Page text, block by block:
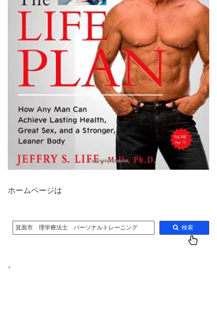
ホームページは
箕面市 理学療法士 パーソナルトレーニング 検索
。